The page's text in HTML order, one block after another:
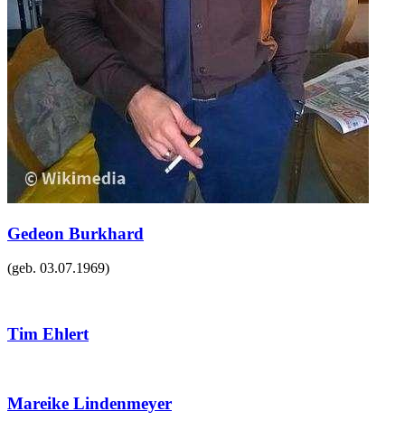
Gedeon Burkhard
(geb. 03.07.1969)
Tim Ehlert
Mareike Lindenmeyer